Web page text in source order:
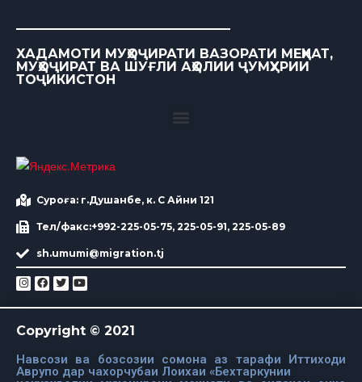
ХАДАМОТИ МУҲОҶИРАТИ ВАЗОРАТИ МЕҲНАТ,
МУҲОҶИРАТ ВА ШУҒЛИ АҲОЛИИ ҶУМҲУРИИ
ТОҶИКИСТОН
Суроға: г.Душанбе, к. С Айни 121
Тел/факс:+992-225-05-75, 225-05-91, 225-05-89
sh.umumi@migration.tj
Copyright © 2021
Навсози ва бозсозии сомона аз тарафи Иттиходи
Аврупо дар чахорчубаи Лоихаи «Бехтаркунии